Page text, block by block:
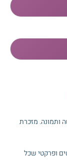
ותמונה. מזכרת
ופרקטי שכל